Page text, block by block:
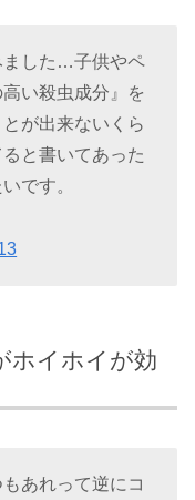
ました…子供やペ
い殺虫成分』を
が出来ないくら
と書いてあった
です。
ホイホイが効
あれって逆にコ